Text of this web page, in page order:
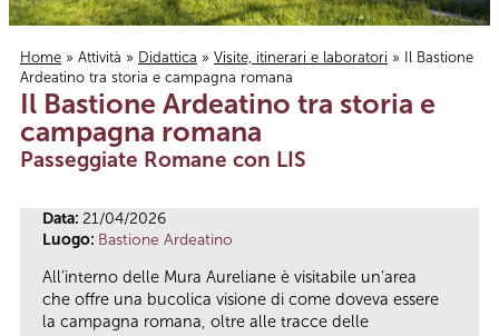
Tu sei qui
Home » Attività » Didattica » Visite, itinerari e laboratori » Il Bastione
Ardeatino tra storia e campagna romana
Il Bastione Ardeatino tra storia e
campagna romana
Passeggiate Romane con LIS
Data: 21/04/2026
Luogo: Bastione Ardeatino
All’interno delle Mura Aureliane è visitabile un’area
che offre una bucolica visione di come doveva essere
la campagna romana, oltre alle tracce delle